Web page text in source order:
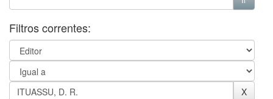
Filtros correntes: